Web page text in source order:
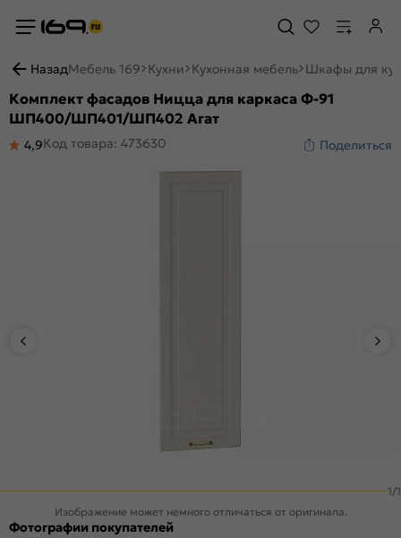
НазадМебель 169 Кухни Кухонная мебель Шкафы для
Комплект фасадов Ницца для каркаса Ф-91
ШП400/ШП401/ШП402 Агат
4,9Код товара: 473630 Поделиться
1/1
Изображение может немного отличаться от оригинала.
Фотографии покупателей